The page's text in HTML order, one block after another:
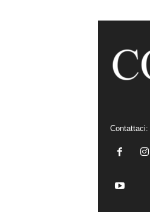
Contattaci: